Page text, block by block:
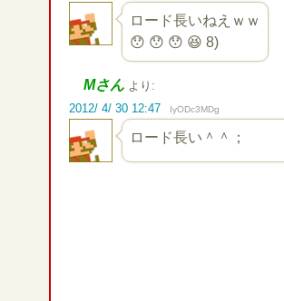
ロード長いねえｗｗ
😯 😯 😯 😆 8)
Mさん より:
2012/ 4/ 30 12:47
IyODc3MDg
ロード